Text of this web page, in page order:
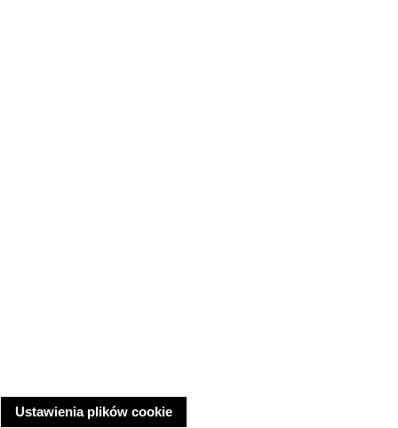
Ustawienia plików cookie